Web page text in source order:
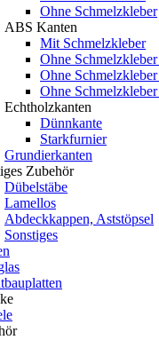
Ohne Schmelzkleber
ABS Kanten
Mit Schmelzkleber
Ohne
Ohne
Ohne
Echtholzkanten
Dünnkante
Starkfurnier
Grundierkanten
Zubehör
Dübelstäbe
Lamellos
Abdeckkappen, Aststöpsel
Sonstiges